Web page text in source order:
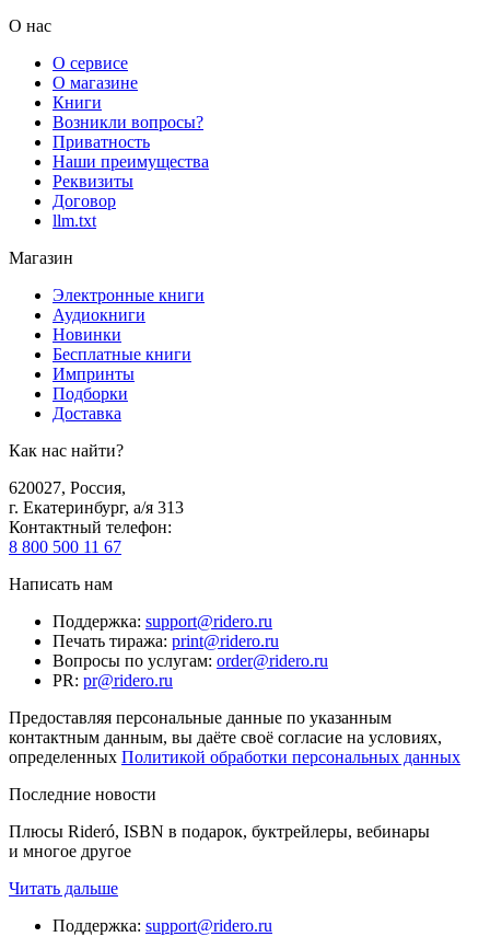
О нас
О сервисе
О магазине
Книги
Возникли вопросы?
Приватность
Наши преимущества
Реквизиты
Договор
llm.txt
Магазин
Электронные книги
Аудиокниги
Новинки
Бесплатные книги
Импринты
Подборки
Доставка
Как нас найти?
620027, Россия,
г. Екатеринбург, а/я 313
Контактный телефон:
8 800 500 11 67
Написать нам
Поддержка: support@ridero.ru
Печать тиража: print@ridero.ru
Вопросы по услугам: order@ridero.ru
PR: pr@ridero.ru
Предоставляя персональные данные по указанным
контактным данным, вы даёте своё согласие на условиях,
определенных Политикой обработки персональных данных
Последние новости
Плюсы Rideró, ISBN в подарок, буктрейлеры, вебинары
и многое другое
Читать дальше
Поддержка: support@ridero.ru